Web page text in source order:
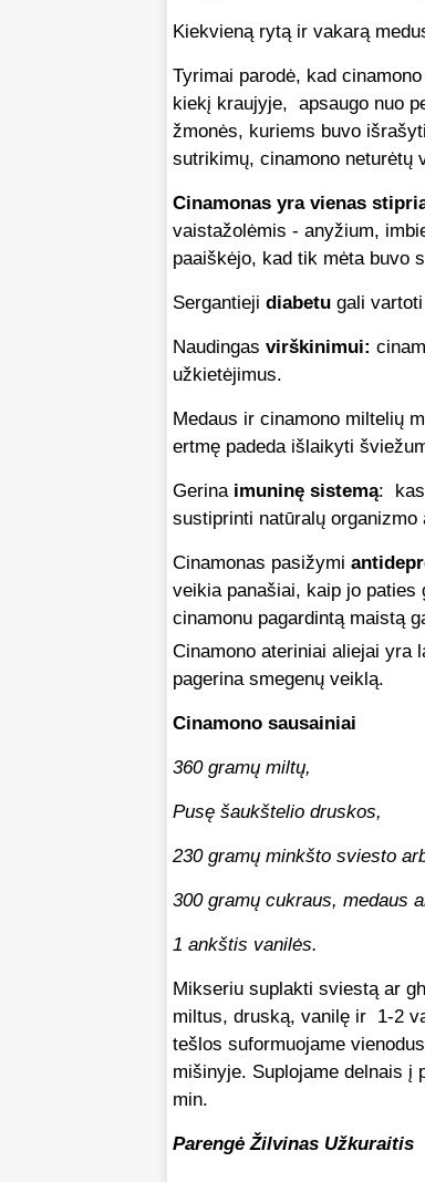
Kiekvieną rytą ir vakarą
Tyrimai parodė, kad
kiekį kraujyje, apsaugo nuo
žmonės, kuriems buvo
sutrikimų, cinamono neturėtų
Cinamonas yra vienas
vaistažolėmis - anyžium,
paaiškėjo, kad tik mėta buvo
Sergantieji diabetu gali
Naudingas virškinimui:
užkietėjimus.
Medaus ir cinamono miltelių
ertmę padeda išlaikyti
Gerina imuninę sistemą:
sustiprinti natūralų
Cinamonas pasižymi
veikia panašiai, kaip jo paties
cinamonu pagardintą maistą
Cinamono ateriniai aliejai
pagerina smegenų veiklą.
Cinamono sausainiai
360 gramų miltų,
Pusę šaukštelio druskos,
230 gramų minkšto sviesto
300 gramų cukraus, medaus
1 ankštis vanilės.
Mikseriu suplakti sviestą ar
miltus, druską, vanilę ir 1-2
tešlos suformuojame
mišinyje. Suplojame delnais į
min.
Parengė Žilvinas Užkuraitis